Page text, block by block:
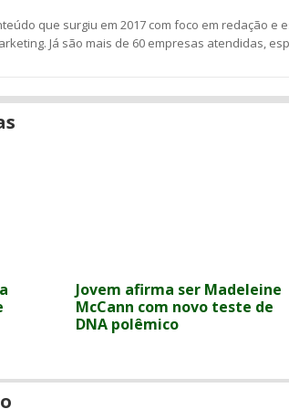
que surgiu em 2017 com foco em redação
Já são mais de 60 empresas atendidas,
Jovem afirma ser Madeleine
McCann com novo teste de
DNA polêmico